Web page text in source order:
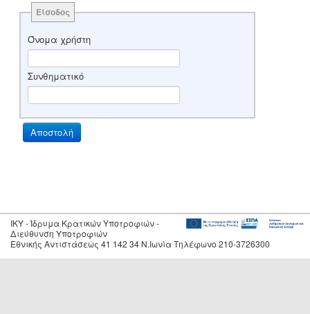
Είσοδος
Όνομα χρήστη
Συνθηματικό
IKY - Ίδρυμα Κρατικών Υποτροφιών -
Διεύθυνση Υποτροφιών
Εθνικής Αντιστάσεως 41 142 34 Ν.Ιωνία Τηλέφωνο 210-3726300